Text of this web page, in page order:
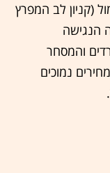
(קניון לב המפרץ
הנגישה
והמסחר
נמוכים